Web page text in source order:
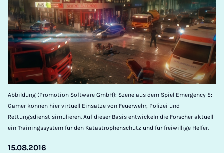
Abbildung (Promotion Software GmbH): Szene aus dem Spiel Emergency 5:
Gamer können hier virtuell Einsätze von Feuerwehr, Polizei und
Rettungsdienst simulieren. Auf dieser Basis entwickeln die Forscher aktuell
ein Trainingssystem für den Katastrophenschutz und für freiwillige Helfer.
15.08.2016